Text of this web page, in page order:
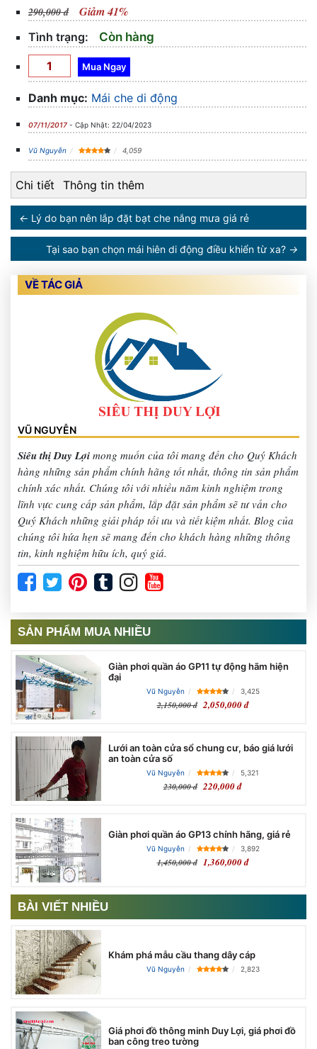
290,000 đ Giảm 41%
Tình trạng: Còn hàng
Danh mục: Mái che di động
07/11/2017 - Cập Nhật: 22/04/2023
Vũ Nguyễn 4,059
Chi tiết Thông tin thêm
← Lý do bạn nên lắp đặt bạt che nắng mưa giá rẻ
Tại sao bạn chọn mái hiên di động điều khiển từ xa? →
VỀ TÁC GIẢ
VŨ NGUYỄN
Siêu thị Duy Lợi mong muốn của tôi mang đến cho Quý Khách
hàng những sản phẩm chính hãng tốt nhất, thông tin sản phẩm
chính xác nhất. Chúng tôi với nhiều năm kinh nghiệm trong
lĩnh vực cung cấp sản phẩm, lắp đặt sản phẩm sẽ tư vấn cho
Quý Khách những giải pháp tối ưu và tiết kiệm nhất. Blog của
chúng tôi hứa hẹn sẽ mang đến cho khách hàng những thông
tin, kinh nghiệm hữu ích, quý giá.
SẢN PHẨM MUA NHIỀU
Giàn phơi quần áo GP11 tự động hãm hiện
đại
Vũ Nguyễn 3,425
2,150,000 đ 2,050,000 đ
Lưới an toàn cửa sổ chung cư, báo giá lưới
an toàn cửa số
Vũ Nguyễn 5,321
230,000 đ 220,000 đ
Giàn phơi quần áo GP13 chính hãng, giá rẻ
Vũ Nguyễn 3,892
1,450,000 đ 1,360,000 đ
BÀI VIẾT NHIỀU
Khám phá mẫu cầu thang dây cáp
Vũ Nguyễn 2,823
Giá phơi đồ thông minh Duy Lợi, giá phơi đồ
ban công treo tường